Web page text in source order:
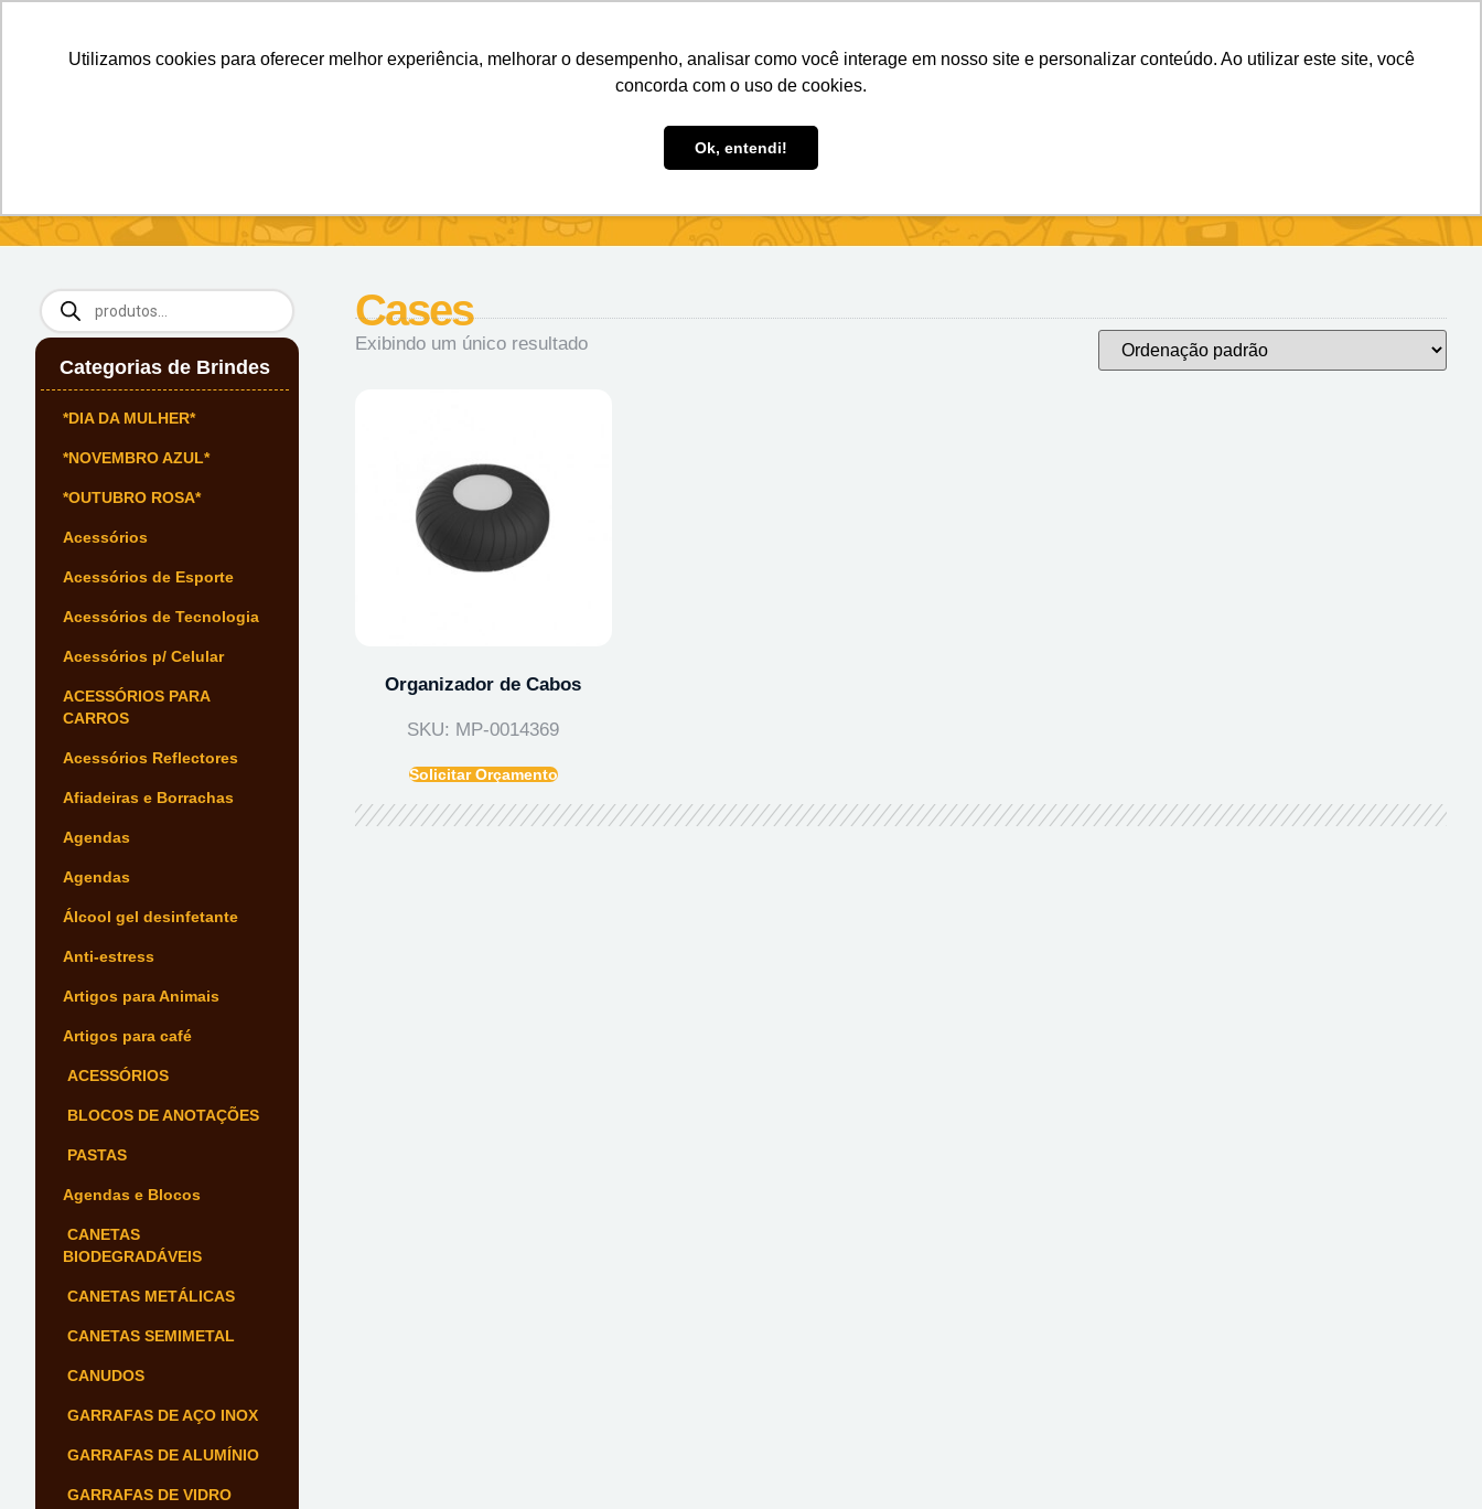
Utilizamos cookies para oferecer melhor experiência, melhorar o desempenho, analisar como você interage em nosso site e personalizar conteúdo. Ao utilizar este site, você
concorda com o uso de cookies.
Ok, entendi!
Brindes Personalizados Brindes Ecológicos
Categorias de Brindes
*DIA DA MULHER*
*NOVEMBRO AZUL*
*OUTUBRO ROSA*
Acessórios
Acessórios de Esporte
Acessórios de Tecnologia
Acessórios p/ Celular
ACESSÓRIOS PARA
CARROS
Acessórios Reflectores
Afiadeiras e Borrachas
Agendas
Agendas
Álcool gel desinfetante
Anti-estress
Artigos para Animais
Artigos para café
ACESSÓRIOS
BLOCOS DE ANOTAÇÕES
PASTAS
Agendas e Blocos
CANETAS
BIODEGRADÁVEIS
CANETAS METÁLICAS
CANETAS SEMIMETAL
CANUDOS
GARRAFAS DE AÇO INOX
GARRAFAS DE ALUMÍNIO
GARRAFAS DE VIDRO
Cases
Exibindo um único resultado
Organizador de Cabos
SKU: MP-0014369
Solicitar Orçamento